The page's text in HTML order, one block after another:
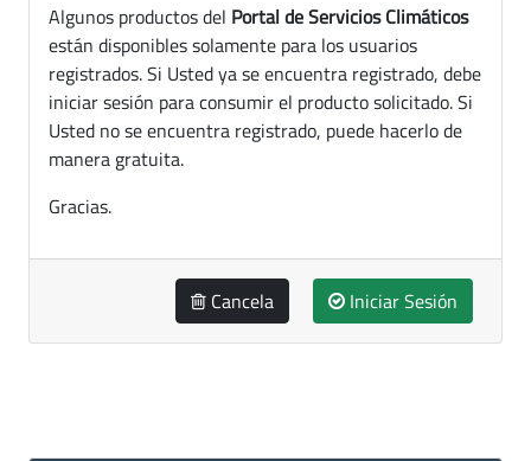
Algunos productos del Portal de Servicios Climáticos
están disponibles solamente para los usuarios
registrados. Si Usted ya se encuentra registrado, debe
iniciar sesión para consumir el producto solicitado. Si
Usted no se encuentra registrado, puede hacerlo de
manera gratuita.
Gracias.
Cancela Iniciar Sesión